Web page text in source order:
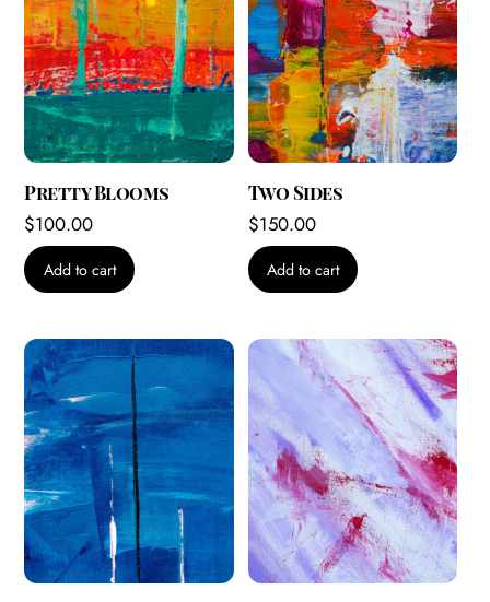
Pretty Blooms
$100.00
Add to cart
Two Sides
$150.00
Add to cart